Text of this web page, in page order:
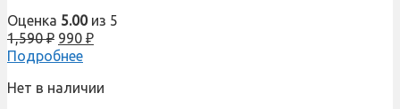
Оценка 5.00из 5
1,590₽ 990 ₽
Подробнее
Нет в наличии